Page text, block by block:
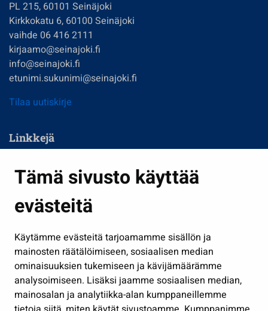
Tämä sivusto käyttää
evästeitä
Käytämme evästeitä tarjoamamme sisällön ja
mainosten räätälöimiseen, sosiaalisen median
ominaisuuksien tukemiseen ja kävijämäärämme
analysoimiseen. Lisäksi jaamme sosiaalisen median,
mainosalan ja analytiikka-alan kumppaneillemme
PL 215, 60101 Seinäjoki
Kirkkokatu 6, 60100 Seinäjoki
vaihde 06 416 2111
kirjaamo@seinajoki.fi
info@seinajoki.fi
etunimi.sukunimi@seinajoki.fi
Tilaa uutiskirje
Linkkejä
Kasvatus ja opetus
Kulttuuri ja liikunta
Työ ja yrittäminen
Osallistu ja asioi
Näytä omat evästeasetukseni